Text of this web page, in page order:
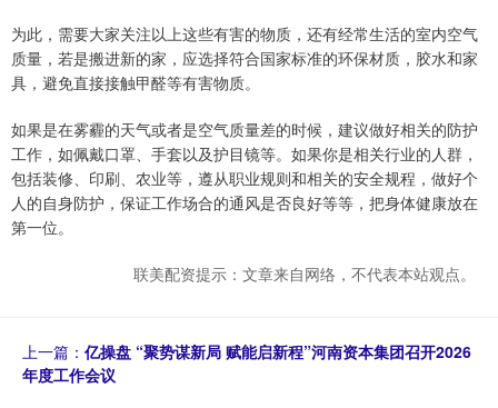
为此，需要大家关注以上这些有害的物质，还有经常生活的室内空气
质量，若是搬进新的家，应选择符合国家标准的环保材质，胶水和家
具，避免直接接触甲醛等有害物质。
如果是在雾霾的天气或者是空气质量差的时候，建议做好相关的防护
工作，如佩戴口罩、手套以及护目镜等。如果你是相关行业的人群，
包括装修、印刷、农业等，遵从职业规则和相关的安全规程，做好个
人的自身防护，保证工作场合的通风是否良好等等，把身体健康放在
第一位。
联美配资提示：文章来自网络，不代表本站观点。
上一篇： 亿操盘 “聚势谋新局 赋能启新程”河南资本集团召开2026
年度工作会议